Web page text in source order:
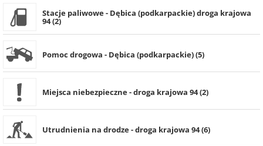
Stacje paliwowe - Dębica (podkarpackie) droga krajowa
94 (2)
Pomoc drogowa - Dębica (podkarpackie) (5)
Miejsca niebezpieczne - droga krajowa 94 (2)
Utrudnienia na drodze - droga krajowa 94 (6)